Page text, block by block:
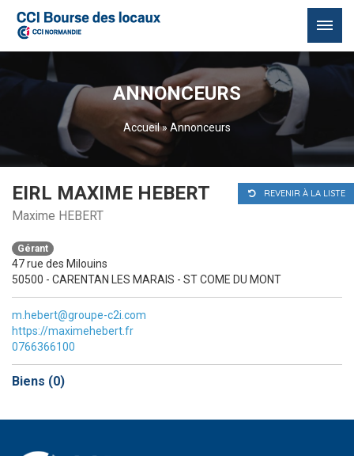
ANNONCEURS
Accueil»Annonceurs
REVENIR À LA LISTE
EIRL MAXIME HEBERT
Maxime HEBERT
Gérant
47 rue des Milouins
50500 - CARENTAN LES MARAIS - ST COME DU MONT
m.hebert@groupe-c2i.com
https://maximehebert.fr
0766366100
Biens (0)